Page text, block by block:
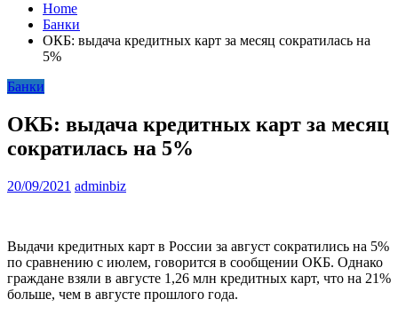
Home
Банки
ОКБ: выдача кредитных карт за месяц сократилась на
5%
Банки
ОКБ: выдача кредитных карт за месяц
сократилась на 5%
20/09/2021 adminbiz
Выдачи кредитных карт в России за август сократились на 5%
по сравнению с июлем, говорится в сообщении ОКБ. Однако
граждане взяли в августе 1,26 млн кредитных карт, что на 21%
больше, чем в августе прошлого года.